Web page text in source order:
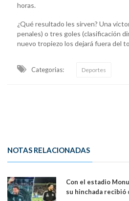
horas.
¿Qué resultado les sirven? Una
penales) o tres goles (clasificación
nuevo tropiezo los dejará fuera del
Categorias: Deportes
NOTAS RELACIONADAS
Con el estadio
su hinchada recibió